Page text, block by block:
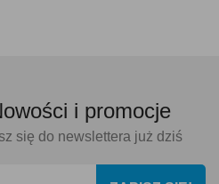
i promocje
się do newslettera już dziś